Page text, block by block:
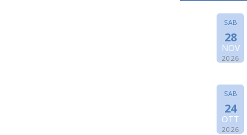
SAB
28
NOV
2026
SAB
24
OTT
2026